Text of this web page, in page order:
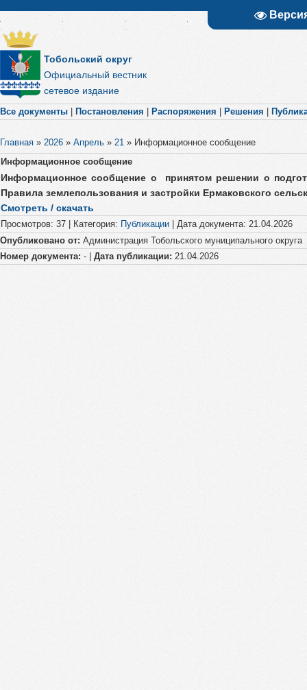
Тобольский округ
Официальный вестник
сетевое издание
Все документы Постановления Распоряжения Решения
Главная » 2026 » Апрель » 21 » Информационное сообщение
Информационное сообщение
Информационное сообщение о принятом решении о
Правила землепользования и застройки Ермаковского
Смотреть / скачать
Просмотров: 37 Категория: Публикации Дата документа: 21.04.2026
Опубликовано от: Администрация Тобольского муниципального округа
Номер документа: - | Дата публикации: 21.04.2026